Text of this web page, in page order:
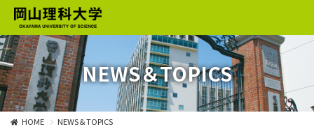
NEWS＆TOPICS
HOME
NEWS＆TOPICS